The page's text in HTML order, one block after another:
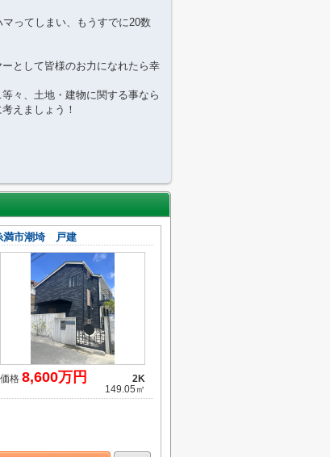
ってしまい、もうすでに20数
として皆様のお力になれたら幸
々、土地・建物に関する事なら
えましょう！
満市潮埼 戸建
価格 8,600万円
2K
149.05㎡